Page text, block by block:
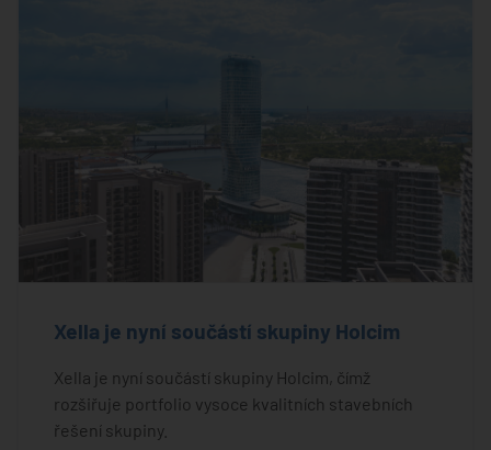
Xella je nyní součástí skupiny Holcim
Xella je nyní součástí skupiny Holcim, čímž
rozšiřuje portfolio vysoce kvalitních stavebních
řešení skupiny.